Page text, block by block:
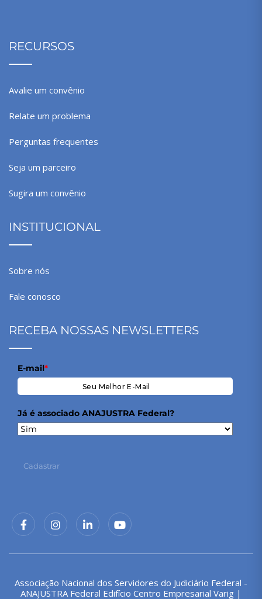
RECURSOS
Avalie um convênio
Relate um problema
Perguntas frequentes
Seja um parceiro
Sugira um convênio
INSTITUCIONAL
Sobre nós
Fale conosco
RECEBA NOSSAS NEWSLETTERS
E-mail*
Já é associado ANAJUSTRA Federal?
Cadastrar
Associação Nacional dos Servidores do Judiciário Federal -
ANAJUSTRA Federal Edifício Centro Empresarial Varig |